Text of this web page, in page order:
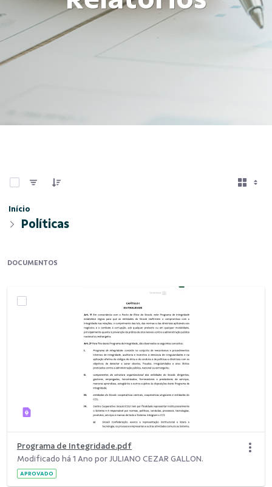
Início
Políticas
DOCUMENTOS
Programa de Integridade.pdf
Modificado há 1 Ano por JULIANO CEZAR GALLON.
APROVADO